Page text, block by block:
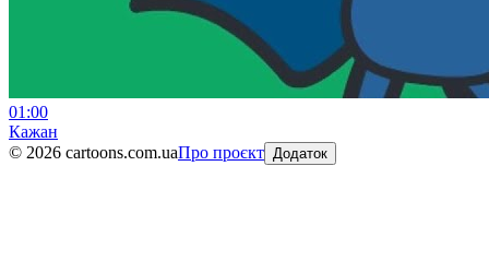
01:00
Кажан
© 2026 cartoons.com.uaПро проєкт Додаток